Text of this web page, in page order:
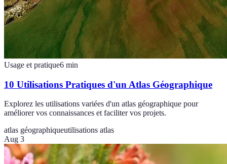
Usage et pratique6 min
10 Utilisations Pratiques d'un Atlas Géographique
Explorez les utilisations variées d'un atlas géographique pour
améliorer vos connaissances et faciliter vos projets.
atlas géographiqueutilisations atlas
Aug 3